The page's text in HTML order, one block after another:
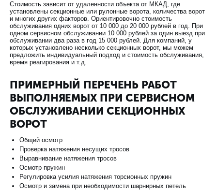
Стоимость зависит от удаленности объекта от МКАД, где
установлены секционные или рулонные ворота, количества ворот
и многих других факторов. Ориентировочно стоимость
обслуживания одних ворот от 10 000 до 20 000 рублей в год. При
одном сервисном обслуживании 10 000 рублей за один выезд при
обслуживании два раза в год 15 000 рублей. Для компаний, у
которых установлено несколько секционных ворот, мы можем
предложить индивидуальный подход и стоимость обслуживания,
время реагирования и т.д.
ПРИМЕРНЫЙ ПЕРЕЧЕНЬ РАБОТ
ВЫПОЛНЯЕМЫХ ПРИ СЕРВИСНОМ
ОБСЛУЖИВАНИИ СЕКЦИОННЫХ
ВОРОТ
Общий осмотр
Проверка натяжения несущих тросов
Выравнивание натяжения тросов
Осмотр пружин
Регулировка усилия натяжения торсионных пружин
Осмотр и замена при необходимости шарнирных петель